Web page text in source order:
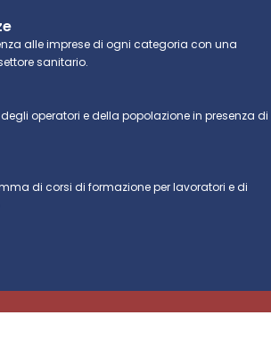
alle imprese di ogni categoria con una
sanitario.
operatori e della popolazione in presenza di
di corsi di formazione per lavoratori e di